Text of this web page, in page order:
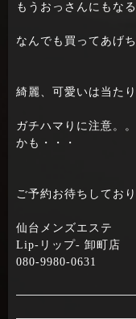
もうおっさんにもな
なんでも買ってあげ
綺麗、可愛いは当たり
ガチハマりに注意。
かも・・・
ご予約お待ちしており
仙台メンズエステ
Lip-リップ- 卸町店
080-9980-0631